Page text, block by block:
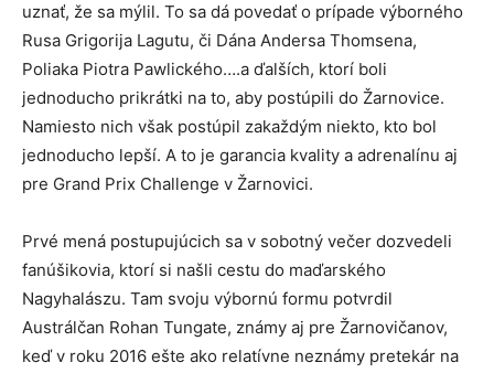
uznať, že sa mýlil. To sa dá povedať o prípade výborného
Rusa Grigorija Lagutu, či Dána Andersa Thomsena,
Poliaka Piotra Pawlického….a ďalších, ktorí boli
jednoducho prikrátki na to, aby postúpili do Žarnovice.
Namiesto nich však postúpil zakaždým niekto, kto bol
jednoducho lepší. A to je garancia kvality a adrenalínu aj
pre Grand Prix Challenge v Žarnovici.
Prvé mená postupujúcich sa v sobotný večer dozvedeli
fanúšikovia, ktorí si našli cestu do maďarského
Nagyhalászu. Tam svoju výbornú formu potvrdil
Austrálčan Rohan Tungate, známy aj pre Žarnovičanov,
keď v roku 2016 ešte ako relatívne neznámy pretekár na